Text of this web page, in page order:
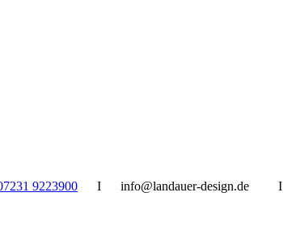
9223900 I info@landauer-design.de I